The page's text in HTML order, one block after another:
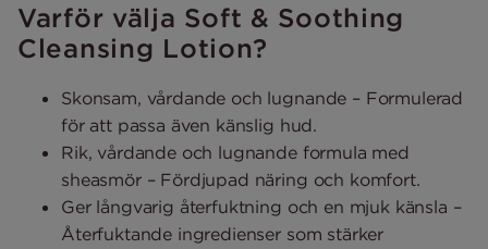
Varför välja Soft & Soothing
Cleansing Lotion?
Skonsam, vårdande och lugnande – Formulerad
för att passa även känslig hud.
Rik, vårdande och lugnande formula med
sheasmör – Fördjupad näring och komfort.
Ger långvarig återfuktning och en mjuk känsla –
Återfuktande ingredienser som stärker